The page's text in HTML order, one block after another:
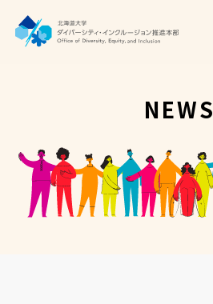
推進本部について
アクセス・お問い合わせ
NEWS